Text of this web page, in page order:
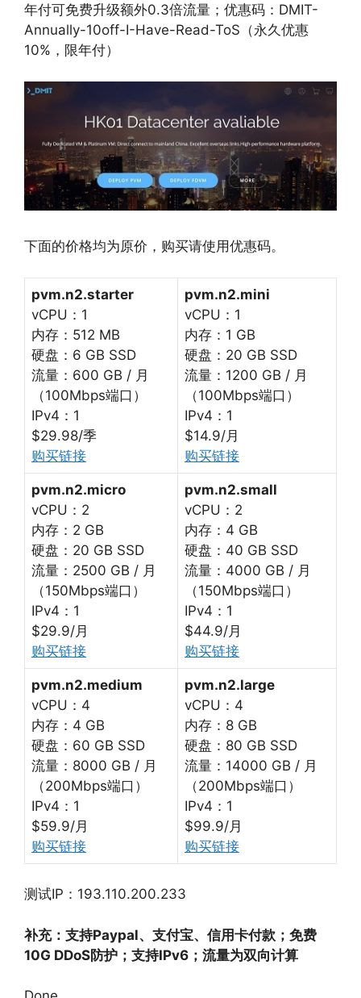
年付可免费升级额外0.3倍流量；优惠码：DMIT-
Annually-10off-I-Have-Read-ToS（永久优惠
10%，限年付）
下面的价格均为原价，购买请使用优惠码。
pvm.n2.starter
vCPU：1
内存：512 MB
硬盘：6 GB SSD
流量：600 GB / 月
（100Mbps端口）
IPv4：1
$29.98/季
购买链接
pvm.n2.mini
vCPU：1
内存：1 GB
硬盘：20 GB SSD
流量：1200 GB / 月
（100Mbps端口）
IPv4：1
$14.9/月
购买链接
pvm.n2.micro
vCPU：2
内存：2 GB
硬盘：20 GB SSD
流量：2500 GB / 月
（150Mbps端口）
IPv4：1
$29.9/月
购买链接
pvm.n2.small
vCPU：2
内存：4 GB
硬盘：40 GB SSD
流量：4000 GB / 月
（150Mbps端口）
IPv4：1
$44.9/月
购买链接
pvm.n2.medium
vCPU：4
内存：4 GB
硬盘：60 GB SSD
流量：8000 GB / 月
（200Mbps端口）
IPv4：1
$59.9/月
购买链接
pvm.n2.large
vCPU：4
内存：8 GB
硬盘：80 GB SSD
流量：14000 GB / 月
（200Mbps端口）
IPv4：1
$99.9/月
购买链接
测试IP：193.110.200.233
补充：支持Paypal、支付宝、信用卡付款；免费
10G DDoS防护；支持IPv6；流量为双向计算